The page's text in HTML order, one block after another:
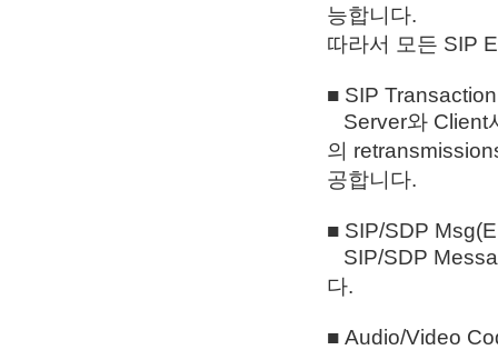
능합니다.
따라서 모든 SIP
■ SIP Transaction
Server와 Client
의
공합니다.
■ SIP/SDP
SIP/SDP
다.
■ Audio/Video